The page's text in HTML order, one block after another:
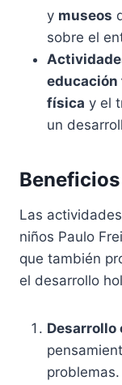
y museos
sobre el
educación
física y el
un
Las
niños Paulo
que también
el desarrollo
Desarrollo
problemas.